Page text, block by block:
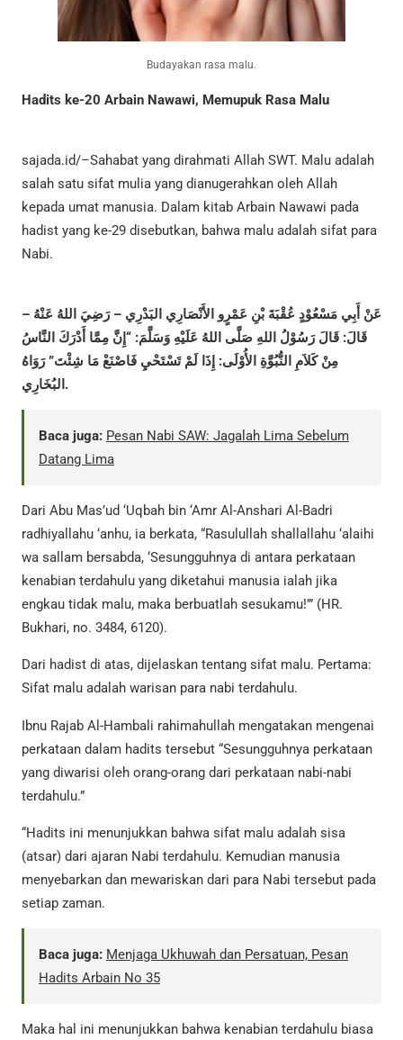
Budayakan rasa malu.
Hadits ke-20 Arbain Nawawi, Memupuk Rasa Malu
sajada.id/–Sahabat yang dirahmati Allah SWT. Malu adalah
salah satu sifat mulia yang dianugerahkan oleh Allah
kepada umat manusia. Dalam kitab Arbain Nawawi pada
hadist yang ke-29 disebutkan, bahwa malu adalah sifat para
Nabi.
عَنْ أَبِي مَسْعُوْدٍ عُقْبَةَ بْنِ عَمْرٍو الأَنْصَارِي البَدْرِي – رَضِيَ اللهُ عَنْهُ –
قَالَ: قَالَ رَسُوْلُ اللهِ صَلَّى اللهُ عَلَيْهِ وَسَلَّمَ: “إِنَّ مِمَّا أَدْرَكَ النَّاسُ
مِنْ كَلاَمِ النُّبُوَّةِ الأُوْلَى: إِذَا لَمْ تَسْتَحْيِ فَاصْنَعْ مَا شِئْتَ” رَوَاهُ
البُخَارِي.
Baca juga: Pesan Nabi SAW: Jagalah Lima Sebelum
Datang Lima
Dari Abu Mas’ud ‘Uqbah bin ‘Amr Al-Anshari Al-Badri
radhiyallahu ‘anhu, ia berkata, “Rasulullah shallallahu ‘alaihi
wa sallam bersabda, ‘Sesungguhnya di antara perkataan
kenabian terdahulu yang diketahui manusia ialah jika
engkau tidak malu, maka berbuatlah sesukamu!’” (HR.
Bukhari, no. 3484, 6120).
Dari hadist di atas, dijelaskan tentang sifat malu. Pertama:
Sifat malu adalah warisan para nabi terdahulu.
Ibnu Rajab Al-Hambali rahimahullah mengatakan mengenai
perkataan dalam hadits tersebut “Sesungguhnya perkataan
yang diwarisi oleh orang-orang dari perkataan nabi-nabi
terdahulu.”
“Hadits ini menunjukkan bahwa sifat malu adalah sisa
(atsar) dari ajaran Nabi terdahulu. Kemudian manusia
menyebarkan dan mewariskan dari para Nabi tersebut pada
setiap zaman.
Baca juga: Menjaga Ukhuwah dan Persatuan, Pesan
Hadits Arbain No 35
Maka hal ini menunjukkan bahwa kenabian terdahulu biasa